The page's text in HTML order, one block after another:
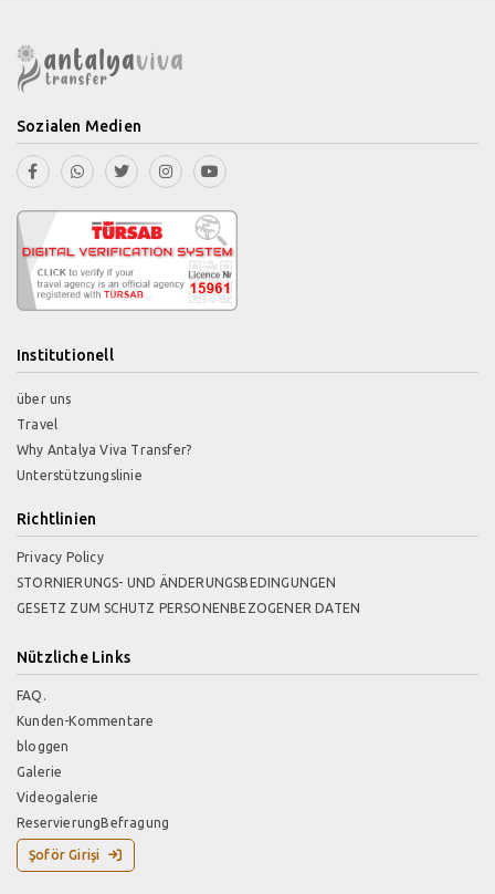
Sozialen Medien
Institutionell
über uns
Travel
Why Antalya Viva Transfer?
Unterstützungslinie
Richtlinien
Privacy Policy
STORNIERUNGS- UND ÄNDERUNGSBEDINGUNGEN
GESETZ ZUM SCHUTZ PERSONENBEZOGENER DATEN
Nützliche Links
FAQ.
Kunden-Kommentare
bloggen
Galerie
Videogalerie
ReservierungBefragung
Şoför Girişi